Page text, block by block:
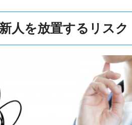
人を放置するリスク